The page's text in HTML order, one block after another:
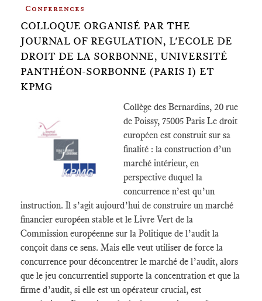
Conferences
COLLOQUE ORGANISÉ PAR THE
JOURNAL OF REGULATION, L'ECOLE DE
DROIT DE LA SORBONNE, UNIVERSITÉ
PANTHÉON-SORBONNE (PARIS I) ET
KPMG
Collège des Bernardins, 20 rue
de Poissy, 75005 Paris Le droit
européen est construit sur sa
finalité : la construction d’un
marché intérieur, en
perspective duquel la
concurrence n’est qu’un
instruction. Il s’agit aujourd’hui de construire un marché
financier européen stable et le Livre Vert de la
Commission européenne sur la Politique de l’audit la
conçoit dans ce sens. Mais elle veut utiliser de force la
concurrence pour déconcentrer le marché de l’audit, alors
que le jeu concurrentiel supporte la concentration et que la
firme d’audit, si elle est un opérateur crucial, est